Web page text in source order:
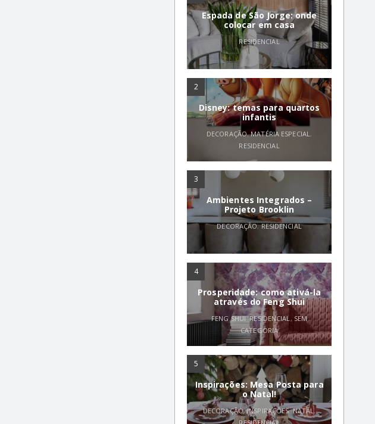
Espada de São Jorge: onde
colocar em casa
RESIDENCIAL
2
Disney: temas para quartos
infantis
DECORAÇÃO,MATÉRIA ESPECIAL,
RESIDENCIAL
3
Ambientes Integrados –
Projeto Brooklin
DECORAÇÃO,RESIDENCIAL
4
Prosperidade: como ativá-la
através do Feng Shui
FENG SHUI,RESIDENCIAL, SEM
CATEGORIA
5
Inspirações: Mesa Posta para
o Natal!
DECORAÇÃO,INSPIRAÇÕES,NATAL,